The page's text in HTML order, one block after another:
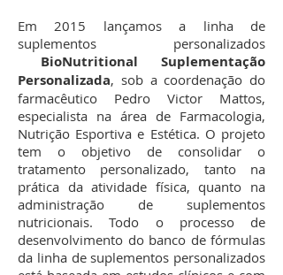
Em 2015 lançamos a linha de
suplementos personalizados
BioNutritional Suplementação
Personalizada, sob a coordenação do
farmacêutico Pedro Victor Mattos,
especialista na área de Farmacologia,
Nutrição Esportiva e Estética. O projeto
tem o objetivo de consolidar o
tratamento personalizado, tanto na
prática da atividade física, quanto na
administração de suplementos
nutricionais. Todo o processo de
desenvolvimento do banco de fórmulas
da linha de suplementos personalizados